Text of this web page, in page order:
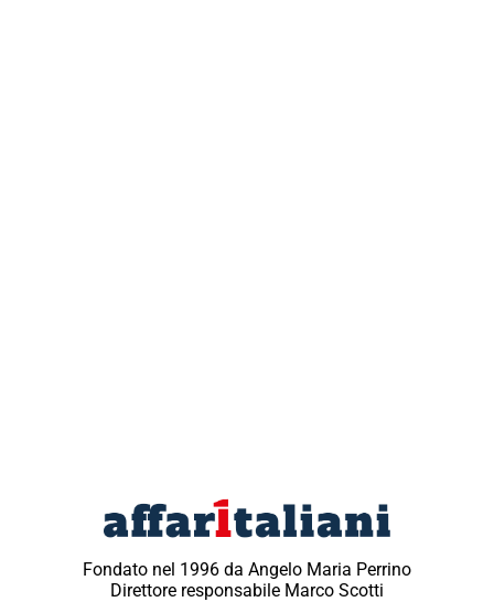
Fondato nel 1996 da Angelo Maria Perrino
Direttore responsabile Marco Scotti